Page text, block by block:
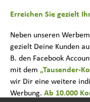
Erreichen Sie gezielt
Neben unseren
gezielt Deine Kunden
B. den Facebook
mit dem „Tausender-
wir Dir eine weitere
Werbung. Ab 10.000